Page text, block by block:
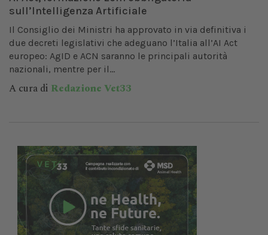
sull’Intelligenza Artificiale
Il Consiglio dei Ministri ha approvato in via definitiva i
due decreti legislativi che adeguano l’Italia all’AI Act
europeo: AgID e ACN saranno le principali autorità
nazionali, mentre per il...
A cura di Redazione Vet33